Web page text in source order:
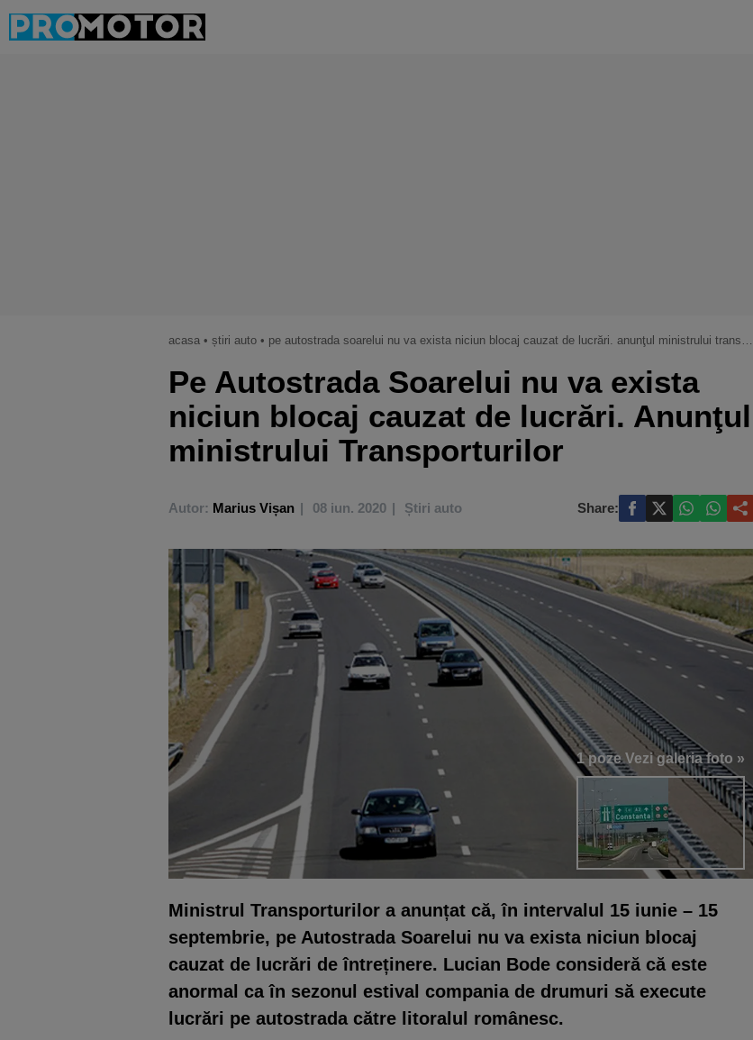
acasa • știri auto • pe autostrada soarelui nu va exista niciun blocaj cauzat de lucrări. anunţul ministrului transporturilor
Pe Autostrada Soarelui nu va exista
niciun blocaj cauzat de lucrări. Anunţul
ministrului Transporturilor
Autor: Marius Vișan 08 iun. 2020 Știri auto Share:
1 pozeVezi galeria foto »
Ministrul Transporturilor a anunțat că, în intervalul 15 iunie – 15
septembrie, pe Autostrada Soarelui nu va exista niciun blocaj
cauzat de lucrări de întreținere. Lucian Bode consideră că este
anormal ca în sezonul estival compania de drumuri să execute
lucrări pe autostrada către litoralul românesc.